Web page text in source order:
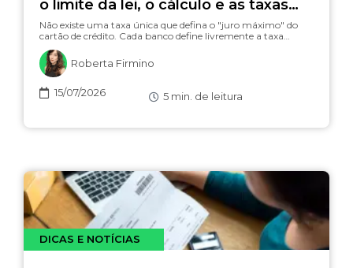
o limite da lei, o cálculo e as taxas
(com simulador)
Não existe uma taxa única que defina o "juro máximo" do
cartão de crédito. Cada banco define livremente a taxa…
Roberta Firmino
15/07/2026 5 min. de leitura
DICAS E NOTÍCIAS